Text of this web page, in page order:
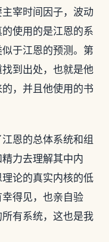
宰时间因子，波动
使用的是江恩的系
于江恩的预测。第
到出处，也就是他
，并且他使用的书
恩的总体系统和组
力去理解其中内
论的真实内核的低
得见，也亲自验
有系统，这也是我